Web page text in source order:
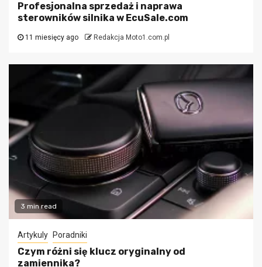
Profesjonalna sprzedaż i naprawa
sterowników silnika w EcuSale.com
11 miesięcy ago Redakcja Moto1.com.pl
3 min read
Artykuly Poradniki
Czym różni się klucz oryginalny od
zamiennika?